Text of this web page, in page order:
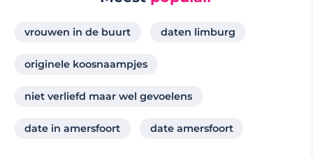
vrouwen in de buurt daten limburg
originele koosnaampjes
niet verliefd maar wel gevoelens
date in amersfoort date amersfoort